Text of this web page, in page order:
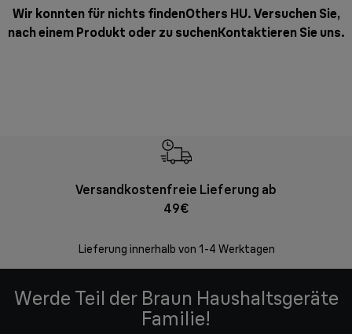
Wir konnten für nichts findenOthers HU. Versuchen Sie,
nach einem Produkt oder zu suchenKontaktieren Sie uns.
Versandkostenfreie Lieferung ab
49€
Lieferung innerhalb von 1-4 Werktagen
Werde Teil der Braun Haushaltsgeräte
Familie!